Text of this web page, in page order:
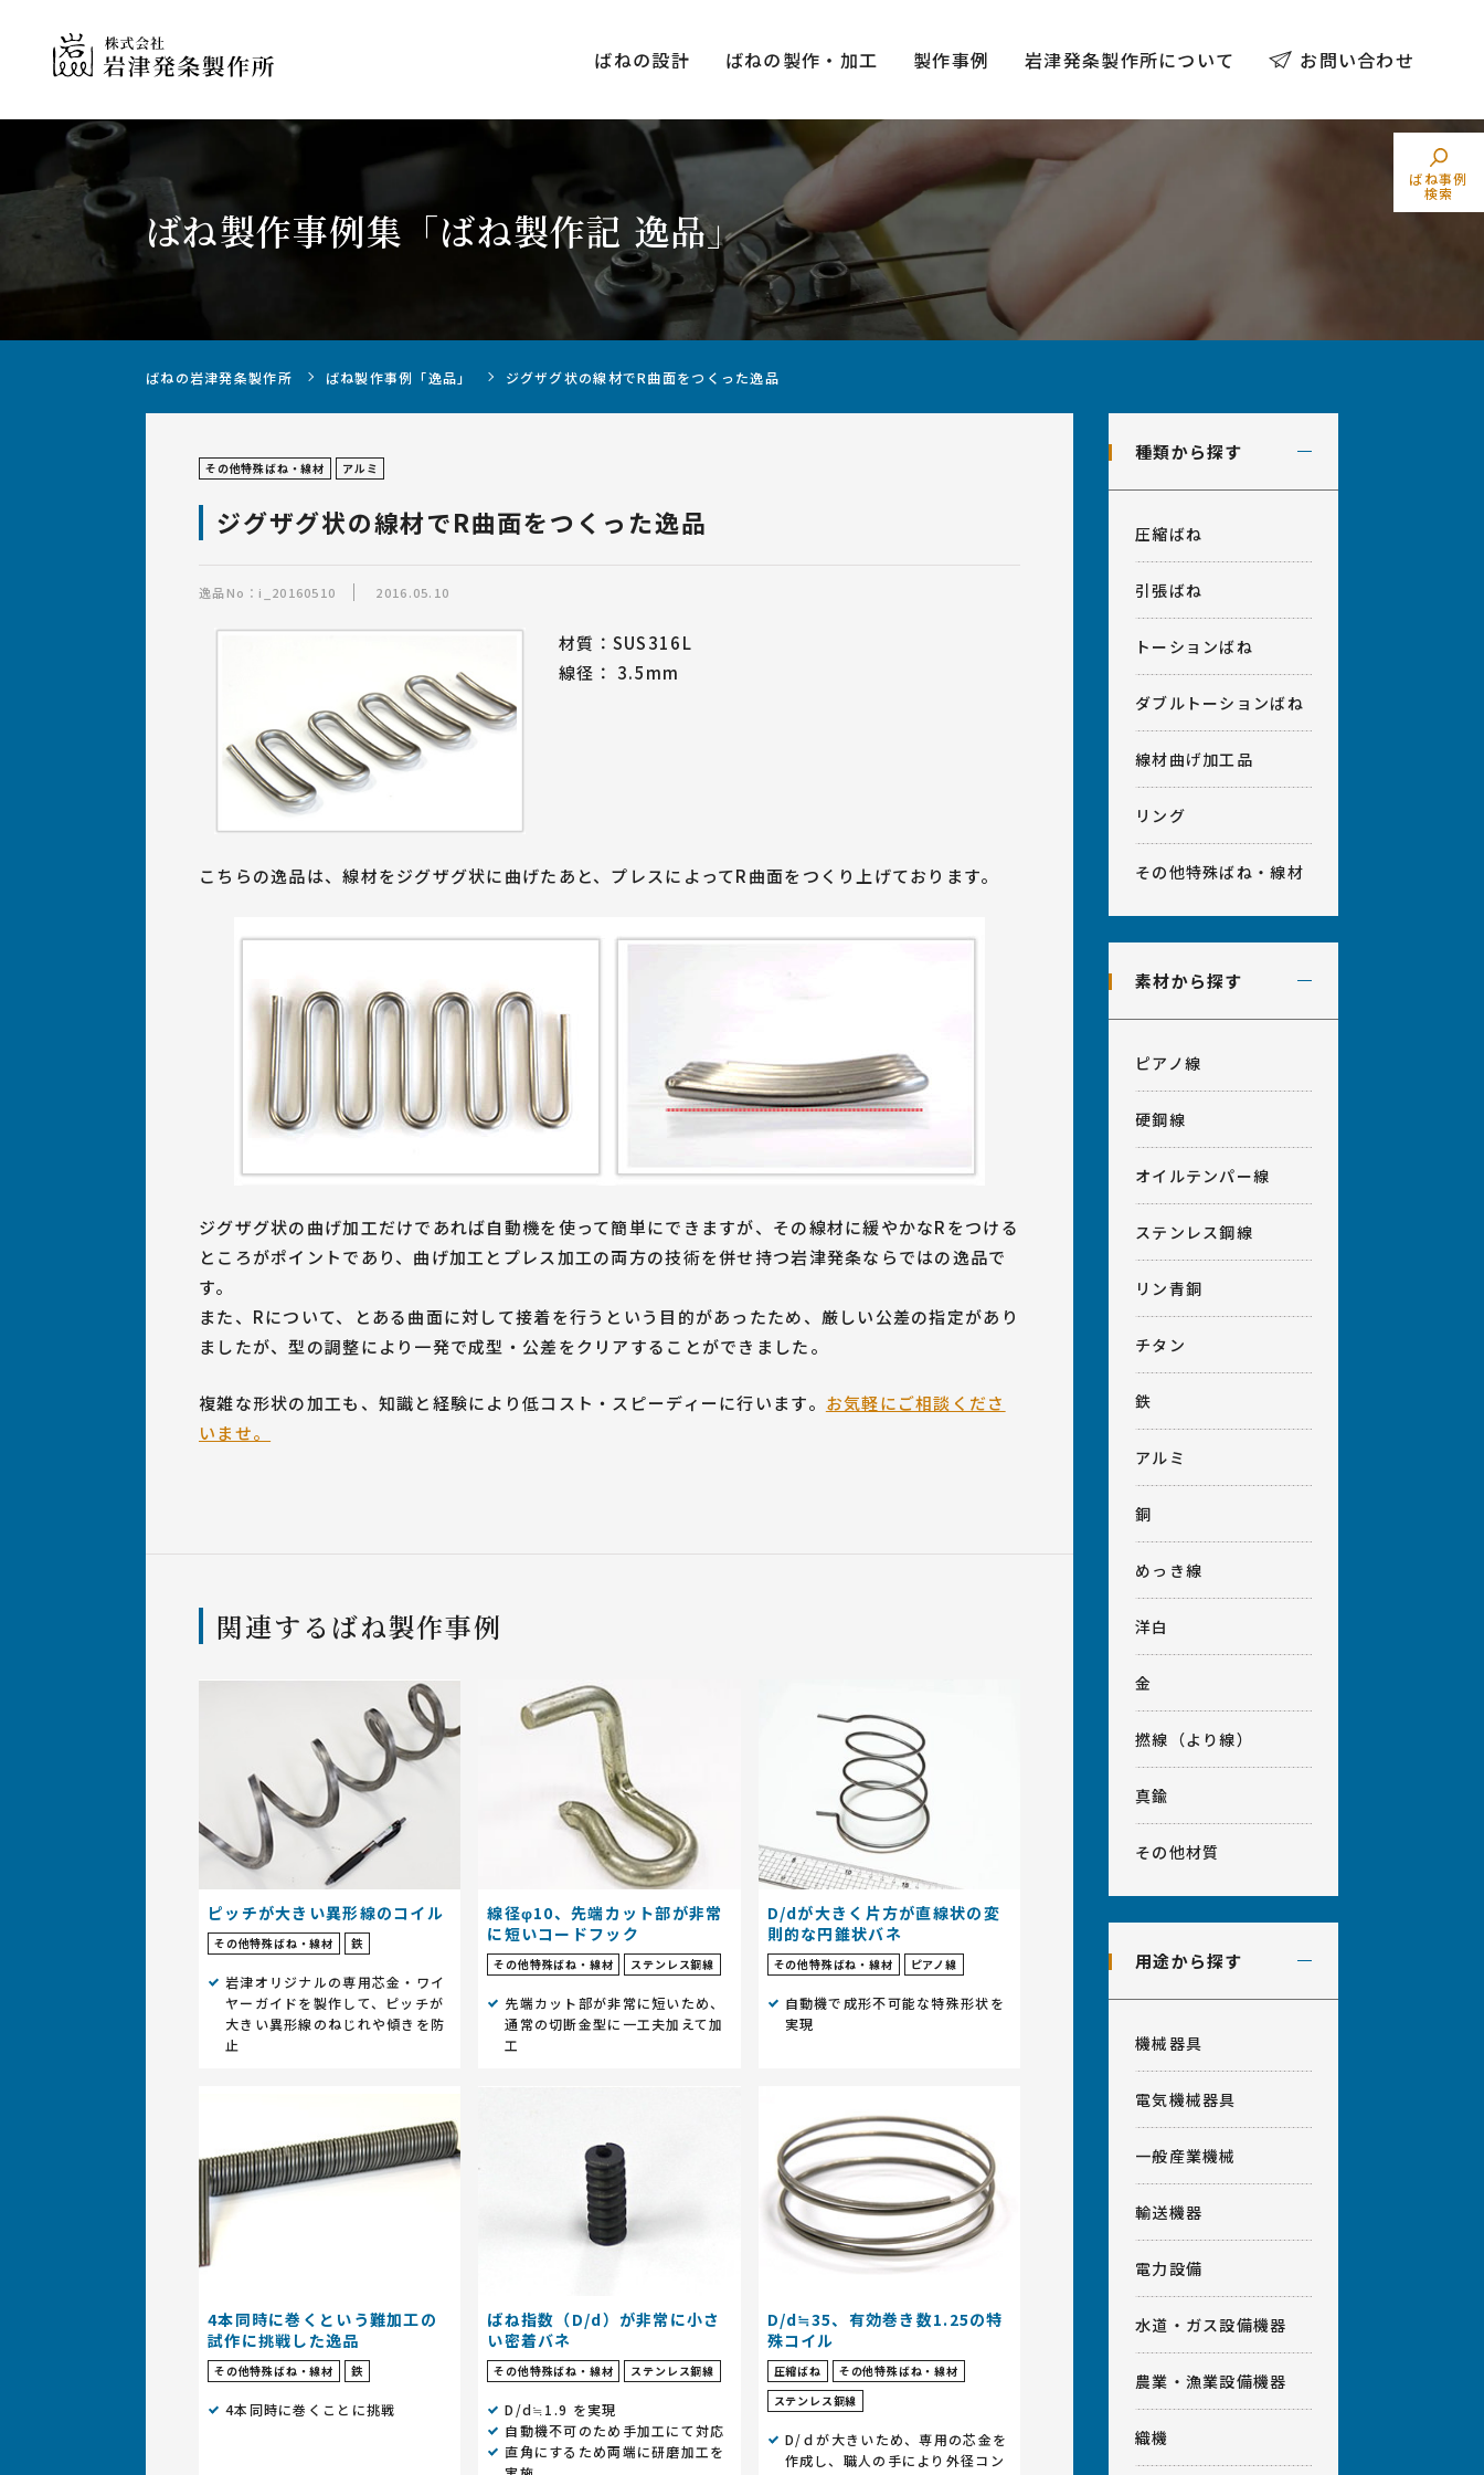
ばねの設計
設計者のためのばね設計ポイント
設計相談・アフターフォロー
ばねの製作・加工
ばねの材質・サイズ・加工につ
圧縮ばね（押しばね） 引張ばね（引きばね）
トーションばね
ベンダー加工、プレス加工、
その他
製作事例
種類×素材でばねを探す
用途・業界からばねを探す
岩津発条製作所について
会社概要
お問い合わせ
ばね事例
検索
ばね製作事例集 「ばね製作記 逸品」
ばねの岩津発条製作所 ばね製作事例「逸品」 ジグザグ状の線材でR曲面をつくった逸品
種類から探す
圧縮ばね
引張ばね
トーションばね
ダブルトーションばね
線材曲げ加工品
リング
その他特殊ばね・線材
素材から探す
ピアノ線
硬鋼線
オイルテンパー線
ステンレス鋼線
リン青銅
チタン
鉄
アルミ
銅
めっき線
洋白
金
撚線（より線）
真鍮
その他材質
用途から探す
機械器具
電気機械器具
一般産業機械
輸送機器
電力設備
水道・ガス設備機器
農業・漁業設備機器
織機
その他特殊ばね・線材 アルミ
ジグザグ状の線材でR曲面をつくった逸品
逸品No：i_20160510 2016.05.10
材質：SUS316L
線径： 3.5mm
こちらの逸品は、線材をジグザグ状に曲げたあと、プレスによってR曲面をつくり上げております。
ジグザグ状の曲げ加工だけであれば自動機を使って簡単にできますが、その線材に緩やかなRをつける
ところがポイントであり、曲げ加工とプレス加工の両方の技術を併せ持つ岩津発条ならではの逸品で
す。
また、Rについて、とある曲面に対して接着を行うという目的があったため、厳しい公差の指定があり
ましたが、型の調整により一発で成型・公差をクリアすることができました。
複雑な形状の加工も、知識と経験により低コスト・スピーディーに行います。 お気軽にご相談くださ
いませ。
関連するばね製作事例
ピッチが大きい異形線のコイル
その他特殊ばね・線材 鉄
岩津オリジナルの専用芯金・ワイ
ヤーガイドを製作して、ピッチが
大きい異形線のねじれや傾きを防
止
線径φ10、先端カット部が非常
に短いコードフック
その他特殊ばね・線材 ステンレス鋼線
先端カット部が非常に短いため、
通常の切断金型に一工夫加えて加
工
D/dが大きく片方が直線状の変
則的な円錐状バネ
その他特殊ばね・線材 ピアノ線
自動機で成形不可能な特殊形状を
実現
4本同時に巻くという難加工の
試作に挑戦した逸品
その他特殊ばね・線材 鉄
4本同時に巻くことに挑戦
ばね指数（D/d）が非常に小さ
い密着バネ
その他特殊ばね・線材 ステンレス鋼線
D/d≒1.9 を実現
自動機不可のため手加工にて対応
直角にするため両端に研磨加工を
D/d≒35、有効巻き数1.25の特
殊コイル
圧縮ばね
その他特殊ばね・線材
ステンレス鋼線
D/ｄが大きいため、専用の芯金を
作成し、職人の手により外径コン